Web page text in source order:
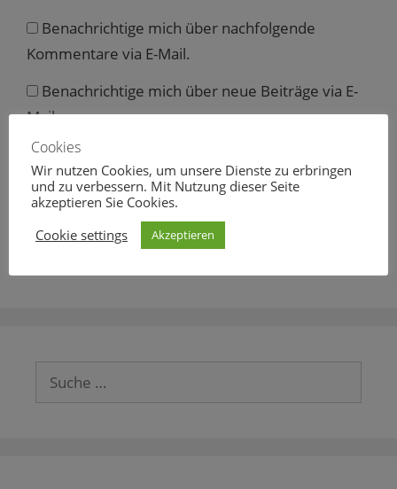
Benachrichtige mich über nachfolgende
Kommentare via E-Mail.
Benachrichtige mich über neue Beiträge via E-
Mail.
Diese Website verwendet Akismet, um Spam zu
reduzieren.
Erfahre mehr darüber, wie deine
Kommentardaten verarbeitet werden
Suche
nach:
Cookies
Wir nutzen Cookies, um unsere Dienste zu erbringen
und zu verbessern. Mit Nutzung dieser Seite
akzeptieren Sie Cookies.
Cookie settings
Akzeptieren